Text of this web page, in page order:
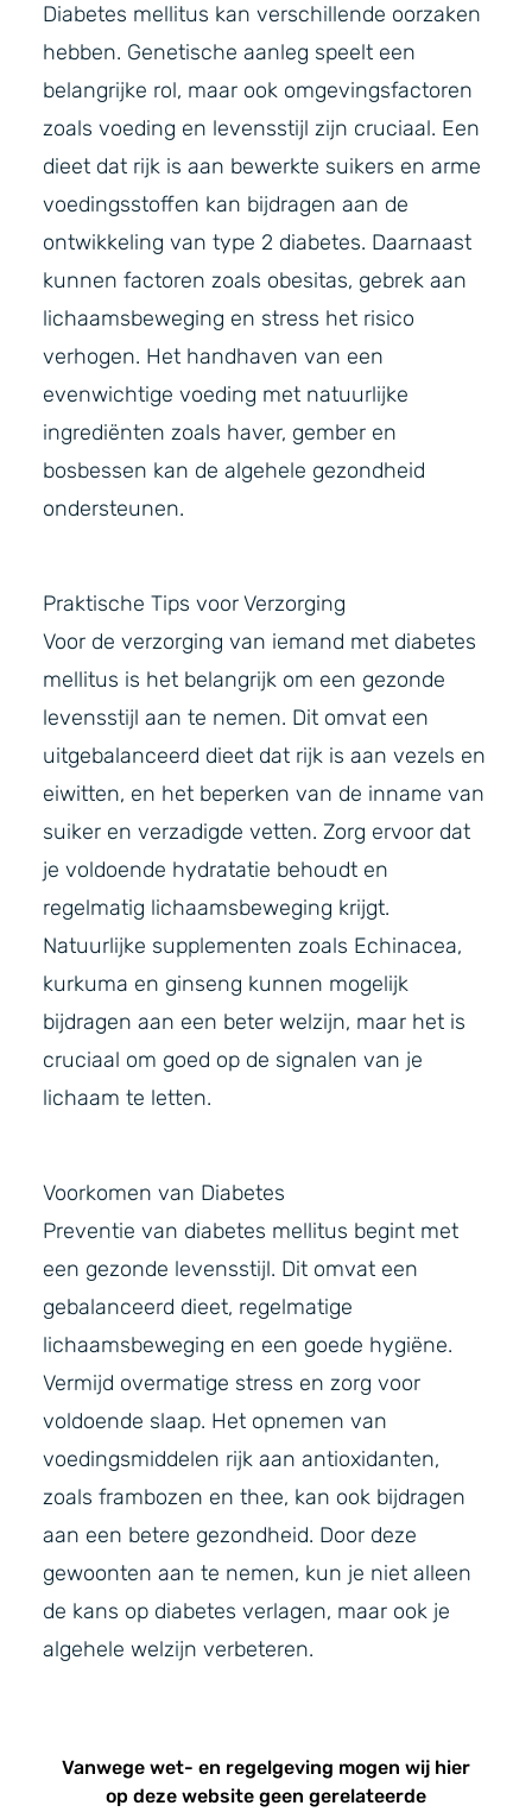
Diabetes mellitus kan verschillende oorzaken
hebben. Genetische aanleg speelt een
belangrijke rol, maar ook omgevingsfactoren
zoals voeding en levensstijl zijn cruciaal. Een
dieet dat rijk is aan bewerkte suikers en arme
voedingsstoffen kan bijdragen aan de
ontwikkeling van type 2 diabetes. Daarnaast
kunnen factoren zoals obesitas, gebrek aan
lichaamsbeweging en stress het risico
verhogen. Het handhaven van een
evenwichtige voeding met natuurlijke
ingrediënten zoals haver, gember en
bosbessen kan de algehele gezondheid
ondersteunen.
Praktische Tips voor Verzorging
Voor de verzorging van iemand met diabetes
mellitus is het belangrijk om een gezonde
levensstijl aan te nemen. Dit omvat een
uitgebalanceerd dieet dat rijk is aan vezels en
eiwitten, en het beperken van de inname van
suiker en verzadigde vetten. Zorg ervoor dat
je voldoende hydratatie behoudt en
regelmatig lichaamsbeweging krijgt.
Natuurlijke supplementen zoals Echinacea,
kurkuma en ginseng kunnen mogelijk
bijdragen aan een beter welzijn, maar het is
cruciaal om goed op de signalen van je
lichaam te letten.
Voorkomen van Diabetes
Preventie van diabetes mellitus begint met
een gezonde levensstijl. Dit omvat een
gebalanceerd dieet, regelmatige
lichaamsbeweging en een goede hygiëne.
Vermijd overmatige stress en zorg voor
voldoende slaap. Het opnemen van
voedingsmiddelen rijk aan antioxidanten,
zoals frambozen en thee, kan ook bijdragen
aan een betere gezondheid. Door deze
gewoonten aan te nemen, kun je niet alleen
de kans op diabetes verlagen, maar ook je
algehele welzijn verbeteren.
Vanwege wet- en regelgeving mogen wij hier
op deze website geen gerelateerde